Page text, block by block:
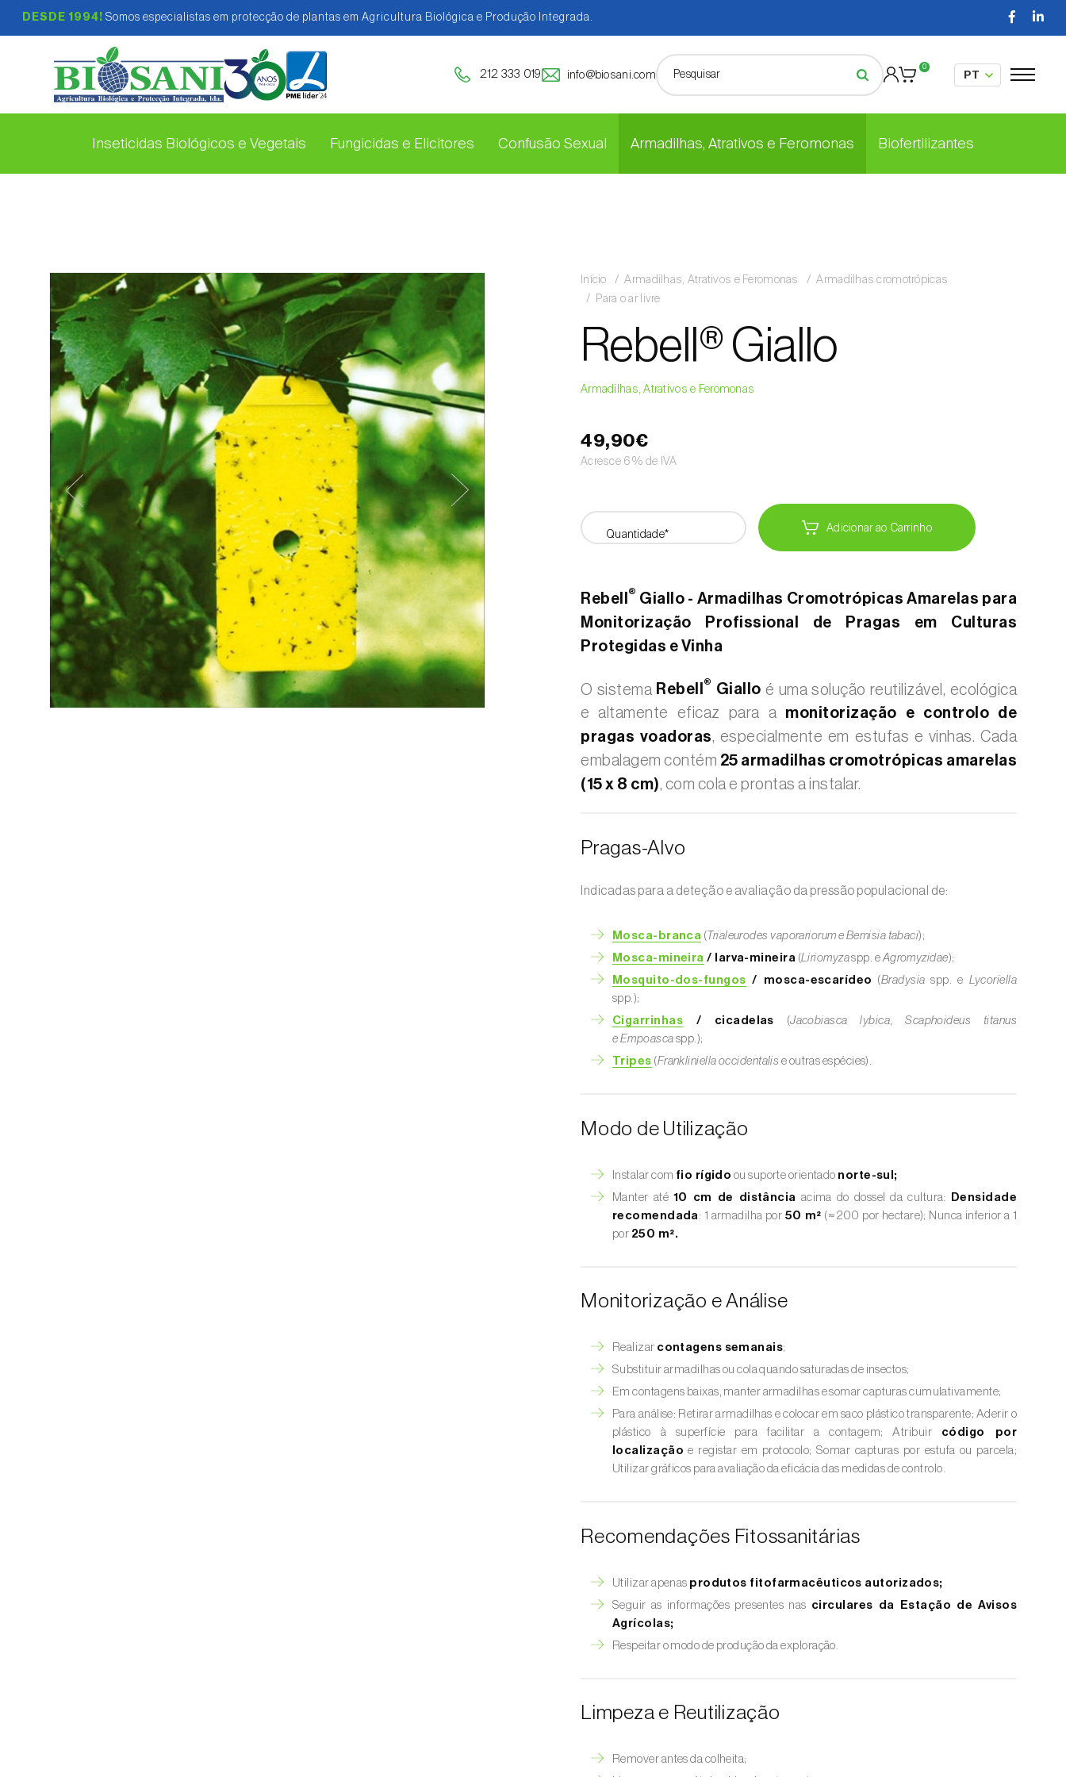
DESDE 1994! Somos especialistas em protecção de plantas em Agricultura Biológica e Produção Integrada.
212 333 019 info@biosani.com
0
Inseticidas Biológicos e Vegetais Fungicidas e Elicitores Confusão Sexual Armadilhas, Atrativos e Feromonas Biofertilizantes
Início Armadilhas, Atrativos e Feromonas
Armadilhas cromotrópicas
Para o ar livre
Rebell® Giallo
Armadilhas, Atrativos e Feromonas
49,90€
Acresce 6% de IVA
Quantidade* Adicionar ao Carrinho
Rebell ® Giallo - Armadilhas Cromotrópicas Amarelas para
Monitorização Profissional de Pragas em Culturas
Protegidas e Vinha
O sistema Rebell ® Giallo é uma solução reutilizável, ecológica
e altamente eficaz para a monitorização e controlo de
pragas voadoras, especialmente em estufas e vinhas. Cada
embalagem contém 25 armadilhas cromotrópicas amarelas
(15 x 8 cm), com cola e prontas a instalar.
Pragas-Alvo
Indicadas para a deteção e avaliação da pressão populacional de:
Mosca-branca ( Trialeurodes vaporariorum e Bemisia tabaci);
Mosca-mineira / larva-mineira (Liriomyzaspp. eAgromyzidae);
Mosquito-dos-fungos / mosca-escarídeo (Bradysia spp. e Lycoriella
spp.);
Cigarrinhas/ cicadelas (Jacobiasca lybica,Scaphoideus titanus
e Empoasca spp.);
Tripes (Frankliniella occidentalis e outras espécies).
Modo de Utilização
Instalar com fio rígido ou suporte orientado norte-sul;
Manter até10 cm de distância acima do dossel da cultura:
Densidade
recomendada : 1 armadilha por 50 m² (≈ 200 por hectare); Nunca inferior a 1
por 250 m².
Monitorização e Análise
Realizar contagens semanais;
Substituir armadilhas ou cola quando saturadas de insectos;
Em contagens baixas, manter armadilhas e somar capturas cumulativamente;
Para análise: Retirar armadilhas e colocar em saco plástico transparente; Aderir o
plástico à superfície para facilitar a contagem; Atribuir código por
localização e registar em protocolo; Somar capturas por estufa ou parcela;
Utilizar gráficos para avaliação da eficácia das medidas de controlo.
Recomendações Fitossanitárias
Utilizar apenas produtos fitofarmacêuticos autorizados;
Seguir as informações presentes nas circulares da Estação de Avisos
Agrícolas;
Respeitar o modo de produção da exploração.
Limpeza e Reutilização
Remover antes da colheita;